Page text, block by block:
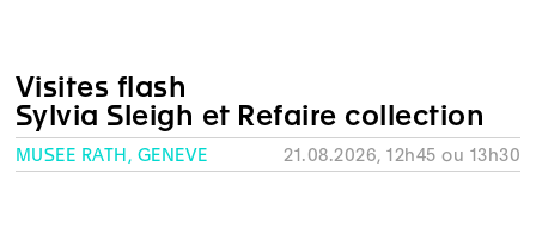
Visites flash
Sylvia Sleigh et Refaire collection
MUSÉE RATH, GENÈVE 21.08.2026, 12h45 ou 13h30